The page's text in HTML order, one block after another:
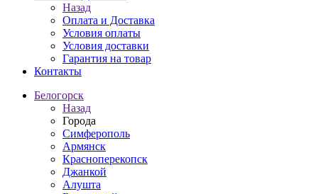
Назад
Оплата и Доставка
Условия оплаты
Условия доставки
Гарантия на товар
Контакты
Белогорск
Назад
Города
Симферополь
Армянск
Красноперекопск
Джанкой
Алушта